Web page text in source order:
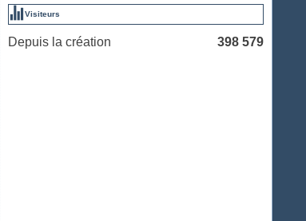
Visiteurs
Depuis la création 398 579